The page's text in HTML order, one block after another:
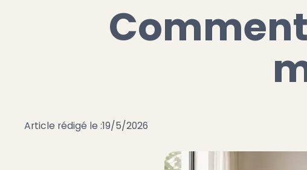
Article rédigé le :19/5/2026